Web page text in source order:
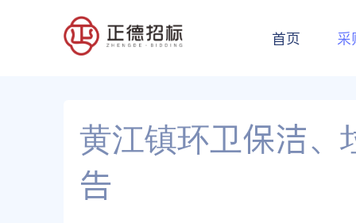
首页 采
黄江镇环卫保洁、
告